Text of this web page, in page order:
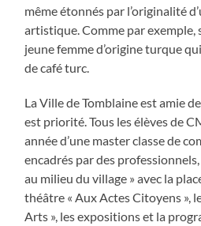
même étonnés par l’originalité
artistique. Comme par
jeune femme d’origine turque
de café turc.
La Ville de Tomblaine est amie
est priorité. Tous les élèves de
année d’une master classe de
encadrés par des
au milieu du village » avec la
théâtre « Aux Actes Citoyens »,
Arts », les expositions et la